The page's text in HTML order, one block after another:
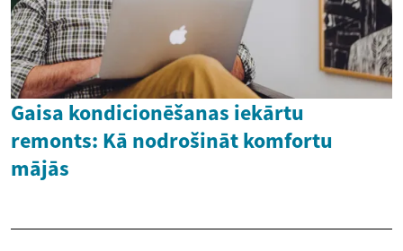
Gaisa kondicionēšanas iekārtu
remonts: Kā nodrošināt komfortu
mājās